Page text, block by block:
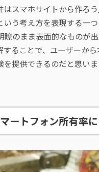
スマホサイトから作ろ
う考え方を表現する一
のまま表面的なものが
ることで、ユーザーか
提供できるのだと思いま
ートフォン所有率